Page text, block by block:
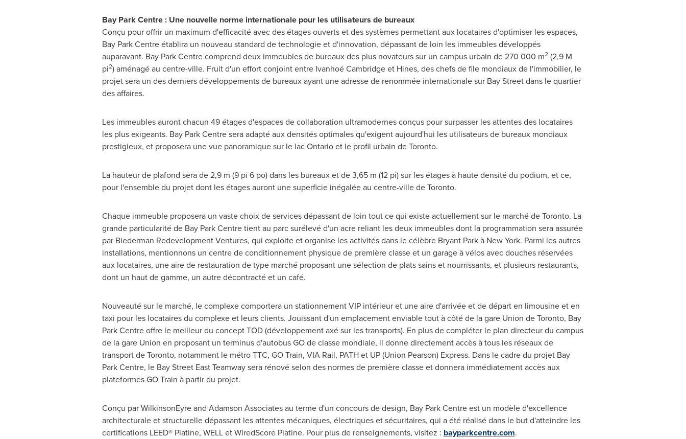
Bay Park Centre : Une nouvelle norme internationale pour les utilisateurs de bureaux
Conçu pour offrir un maximum d'efficacité avec des étages ouverts et des systèmes permettant aux locataires d'optimiser les espaces,
Bay Park Centre établira un nouveau standard de technologie et d'innovation, dépassant de loin les immeubles développés
auparavant. Bay Park Centre comprend deux immeubles de bureaux des plus novateurs sur un campus urbain de 270 000 m2(2,9 M
pi2) aménagé au centre-ville. Fruit d'un effort conjoint entre IvanhoéCambridgeet Hines, des chefs de file mondiaux de l'immobilier, le
projet sera un des derniers développements de bureaux ayant une adresse de renommée internationale sur Bay Street dans le quartier
des affaires.
Les immeubles auront chacun 49 étages d'espaces de collaboration ultramodernes conçus pour surpasser les attentes des locataires
les plus exigeants. Bay Park Centre sera adapté aux densités optimales qu'exigent aujourd'hui les utilisateurs de bureaux mondiaux
prestigieux, et proposera une vue panoramique sur le lacOntarioet le profil urbain de Toronto.
La hauteur de plafond sera de 2,9 m (9 pi 6 po) dans les bureaux et de 3,65 m (12 pi) sur les étages à haute densité du podium, et ce,
pour l'ensemble du projet dont les étages auront une superficie inégalée au centre-ville deToronto.
Chaque immeuble proposera un vaste choix de services dépassant de loin tout ce qui existe actuellement sur le marché deToronto. La
grande particularité de Bay Park Centre tient au parc surélevé d'un acre reliant les deux immeubles dont la programmation sera assurée
par Biederman Redevelopment Ventures, qui exploite et organise les activités dans le célèbre Bryant Parkà New York. Parmi les autres
installations, mentionnons un centre de conditionnement physique de première classe et un garage à vélos avec douches réservées
aux locataires, une aire de restauration de type marché proposant une sélection de plats sains et nourrissants, et plusieurs restaurants,
dont un haut de gamme, un autre décontracté et un café.
Nouveauté sur le marché, le complexe comportera un stationnement VIP intérieur et une aire d'arrivée et de départ en limousine et en
taxi pour les locataires du complexe et leurs clients. Jouissant d'un emplacement enviable tout à côté de la gare Union deToronto, Bay
Park Centre offre le meilleur du concept TOD (développement axé sur les transports). En plus de compléter le plan directeur du campus
de la gare Union en proposant un terminus d'autobusGO declasse mondiale, il donne directement accès à tous les réseaux de
transport deToronto, notamment le métro TTC, GO Train, VIA Rail, PATH et UP (Union Pearson) Express. Dans le cadre du projet Bay
Park Centre, le Bay Street East Teamway sera rénové selon des normes de première classe et donnera immédiatement accès aux
plateformes GO Train à partir du projet.
Conçu par WilkinsonEyre and Adamson Associates au terme d'un concours de design, Bay Park Centre est un modèle d'excellence
architecturale et structurelle dépassant les attentes mécaniques, électriques et sécuritaires, qui a été réalisé dans le but d'atteindre les
certifications LEED® Platine, WELL et WiredScore Platine. Pour plus de renseignements, visitez : bayparkcentre.com.